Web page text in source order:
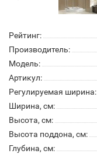
Рейтинг:
Производитель:
Модель:
Артикул:
Регулируемая ширина:
Ширина, см:
Высота, см:
Высота поддона, см:
Глубина, см: